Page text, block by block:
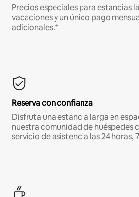
Precios especiales para estancias
vacaciones y un único pago
adicionales.*
Reserva con confianza
Disfruta una estancia larga en
nuestra comunidad de huéspedes
servicio de asistencia las 24 horas,